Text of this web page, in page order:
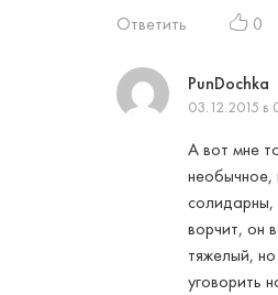
Ответить
0
PunDochka
03.12.2015 в
А вот мне
необычное,
ворчит, он
тяжелый,
уговорить